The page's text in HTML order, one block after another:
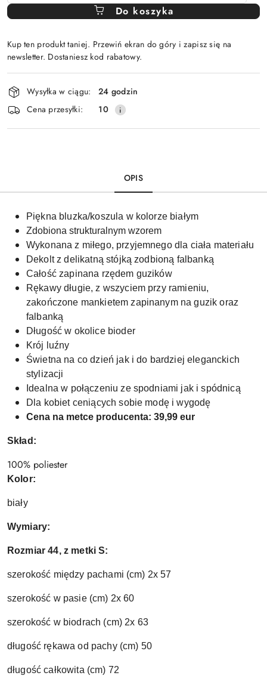
Do koszyka
Kup ten produkt taniej. Przewiń ekran do góry i zapisz się na
newsletter. Dostaniesz kod rabatowy.
Dostępność
i
dostawa
Wysyłka w ciągu:
24 godzin
Cena przesyłki:
10
OPIS
Piękna bluzka/koszula w kolorze białym
Zdobiona strukturalnym wzorem
Wykonana z miłego, przyjemnego dla ciała materiału
Dekolt z delikatną stójką zodbioną falbanką
Całość zapinana rzędem guzików
Rękawy długie, z wszyciem przy ramieniu,
zakończone mankietem zapinanym na guzik oraz
falbanką
Długość w okolice bioder
Krój luźny
Świetna na co dzień jak i do bardziej eleganckich
stylizacji
Idealna w połączeniu ze spodniami jak i spódnicą
Dla kobiet ceniących sobie modę i wygodę
Cena na metce producenta: 39,99 eur
Skład:
100% poliester
Kolor:
biały
Wymiary:
Rozmiar 44, z metki S:
szerokość między pachami (cm) 2x 57
szerokość w pasie (cm) 2x 60
szerokość w biodrach (cm) 2x 63
długość rękawa od pachy (cm) 50
długość całkowita (cm) 72